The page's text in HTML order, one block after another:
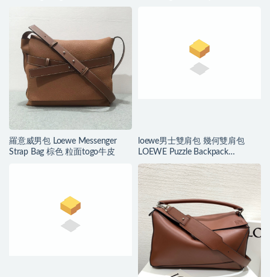
羅意威男包 Loewe Messenger
Strap Bag 棕色 粒面togo牛皮
loewe男士雙肩包 幾何雙肩包
LOEWE Puzzle Backpack
Grey/Yellow